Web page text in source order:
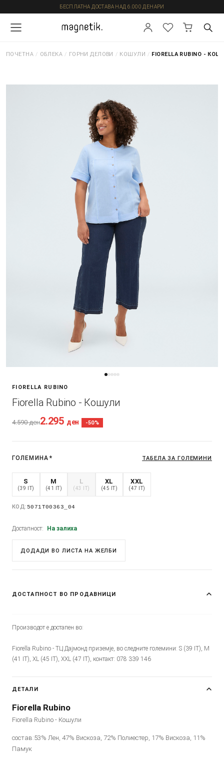
БЕСПЛАТНА ДОСТАВА НАД 6.000 ДЕНАРИ
ПОЧЕТНА / ОБЛЕКА / ГОРНИ ДЕЛОВИ / КОШУЛИ / FIORELLA RUBINO -
FIORELLA RUBINO
Fiorella Rubino - Кошули
4.590ден2.295 ден -50%
ГОЛЕМИНА * ТАБЕЛА ЗА ГОЛЕМИНИ
S
(39 IT)
M
(41 IT)
L
(43 IT)
XL
(45 IT)
XXL
(47 IT)
КОД:5071T00363_04
Достапност: На залиха
ДОДАДИ ВО ЛИСТА НА ЖЕЛБИ
ДОСТАПНОСТ ВО ПРОДАВНИЦИ
Производот е достапен во:
Fiorella Rubino - ТЦ Дајмонд приземје, во следните големини: S (39 IT), M
(41 IT), XL (45 IT), XXL (47 IT), контакт: 078 339 146
ДЕТАЛИ
Fiorella Rubino
Fiorella Rubino - Кошули
состав:53% Лен, 47% Вискоза, 72% Полиестер, 17% Вискоза, 11%
Памук